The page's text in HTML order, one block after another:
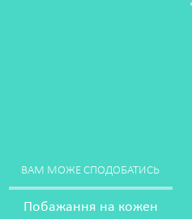
ВАМ МОЖЕ СПОДОБАТИСЬ
Побажання на кожен